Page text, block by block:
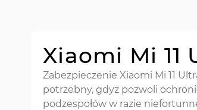
Xiaomi Mi
Zabezpieczenie Xiaomi Mi 11
potrzebny, gdyż pozwoli
podzespołów w razie